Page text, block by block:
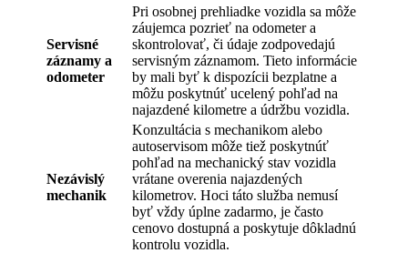
Servisné
záznamy a
odometer
Pri osobnej prehliadke vozidla sa môže
záujemca pozrieť na odometer a
skontrolovať, či údaje zodpovedajú
servisným záznamom. Tieto informácie
by mali byť k dispozícii bezplatne a
môžu poskytnúť ucelený pohľad na
najazdené kilometre a údržbu vozidla.
Nezávislý
mechanik
Konzultácia s mechanikom alebo
autoservisom môže tiež poskytnúť
pohľad na mechanický stav vozidla
vrátane overenia najazdených
kilometrov. Hoci táto služba nemusí
byť vždy úplne zadarmo, je často
cenovo dostupná a poskytuje dôkladnú
kontrolu vozidla.